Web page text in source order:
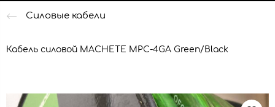
Силовые кабели
Кабель силовой MACHETE MPC-4GA Green/Black